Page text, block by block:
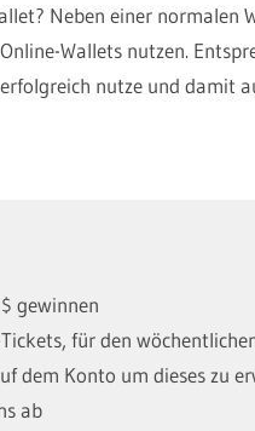
Neben einer
Wallets nutzen.
nutze und damit
gewinnen
für den
dem Konto um dieses zu
ab